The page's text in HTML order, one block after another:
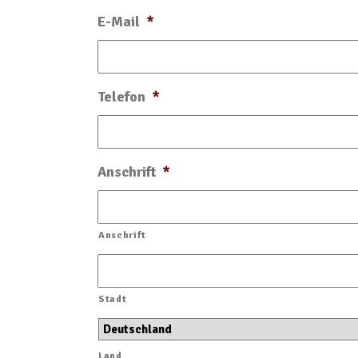
E-Mail *
Telefon *
Anschrift *
Anschrift
Stadt
Land